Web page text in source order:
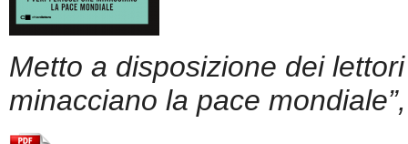
Metto a disposizione dei
minacciano la pace